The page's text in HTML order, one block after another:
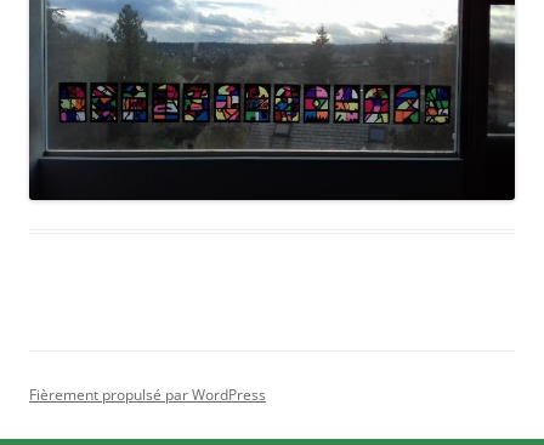
Fièrement propulsé par WordPress